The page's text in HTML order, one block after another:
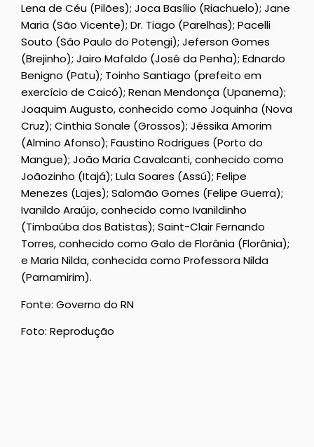
Lena de Céu (Pilões); Joca Basílio (Riachuelo); Jane
Maria (São Vicente); Dr. Tiago (Parelhas); Pacelli
Souto (São Paulo do Potengi); Jeferson Gomes
(Brejinho); Jairo Mafaldo (José da Penha); Ednardo
Benigno (Patu); Toinho Santiago (prefeito em
exercício de Caicó); Renan Mendonça (Upanema);
Joaquim Augusto, conhecido como Joquinha (Nova
Cruz); Cinthia Sonale (Grossos); Jéssika Amorim
(Almino Afonso); Faustino Rodrigues (Porto do
Mangue); João Maria Cavalcanti, conhecido como
Joãozinho (Itajá); Lula Soares (Assú); Felipe
Menezes (Lajes); Salomão Gomes (Felipe Guerra);
Ivanildo Araújo, conhecido como Ivanildinho
(Timbaúba dos Batistas); Saint-Clair Fernando
Torres, conhecido como Galo de Florânia (Florânia);
e Maria Nilda, conhecida como Professora Nilda
(Parnamirim).
Fonte: Governo do RN
Foto: Reprodução